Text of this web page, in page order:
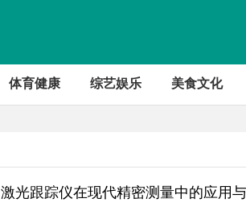
体育健康 综艺娱乐 美食文化
激光跟踪仪在现代精密测量中的应用